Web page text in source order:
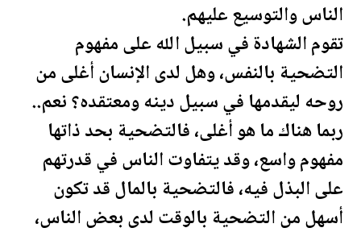
الناس والتوسيع عليهم.
تقوم الشهادة في سبيل الله على مفهوم
التضحية بالنفس، وهل لدى الإنسان أغلى من
روحه ليقدمها في سبيل دينه ومعتقده؟ نعم..
ربما هناك ما هو أغلى، فالتضحية بحد ذاتها
مفهوم واسع، وقد يتفاوت الناس في قدرتهم
على البذل فيه، فالتضحية بالمالقد تكون
أسهل من التضحية بالوقت لدى بعض الناس،